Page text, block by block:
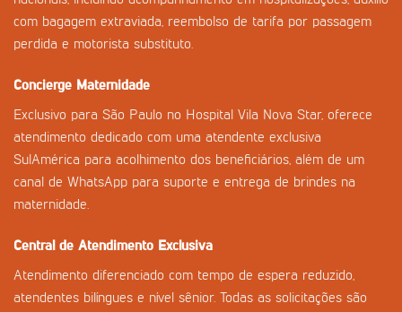
com bagagem extraviada, reembolso de tarifa por passagem
perdida e motorista substituto.
Concierge Maternidade
Exclusivo para São Paulo no Hospital Vila Nova Star, oferece
atendimento dedicado com uma atendente exclusiva
SulAmérica para acolhimento dos beneficiários, além de um
canal de WhatsApp para suporte e entrega de brindes na
maternidade.
Central de Atendimento Exclusiva
Atendimento diferenciado com tempo de espera reduzido,
atendentes bilíngues e nível sênior. Todas as solicitações são